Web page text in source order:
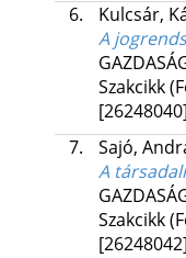
6.
Kulcsár,
A
Szakcikk
[26248040]
7.
Sajó,
A
Szakcikk
[26248042]